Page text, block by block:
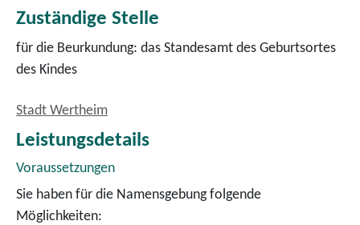
Zuständige Stelle
für die Beurkundung: das Standesamt des Geburtsortes
des Kindes
Stadt Wertheim
Leistungsdetails
Voraussetzungen
Sie haben für die Namensgebung folgende
Möglichkeiten: